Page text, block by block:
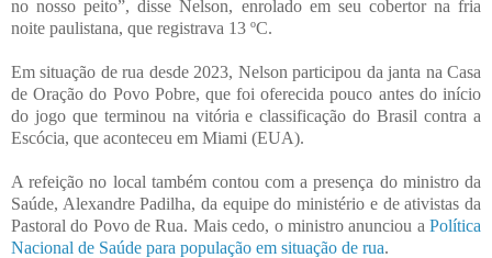
no nosso peito”, disse Nelson, enrolado em seu cobertor na fria
noite paulistana, que registrava 13 ºC.
Em situação de rua desde 2023, Nelson participou da janta na Casa
de Oração do Povo Pobre, que foi oferecida pouco antes do início
do jogo que terminou na vitória e classificação do Brasil contra a
Escócia, que aconteceu em Miami (EUA).
A refeição no local também contou com a presença do ministro da
Saúde, Alexandre Padilha, da equipe do ministério e de ativistas da
Pastoral do Povo de Rua. Mais cedo, o ministro anunciou a Política
Nacional de Saúde para população em situação de rua.